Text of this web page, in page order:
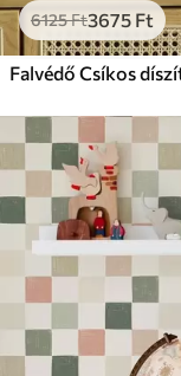
6125Ft3675 Ft